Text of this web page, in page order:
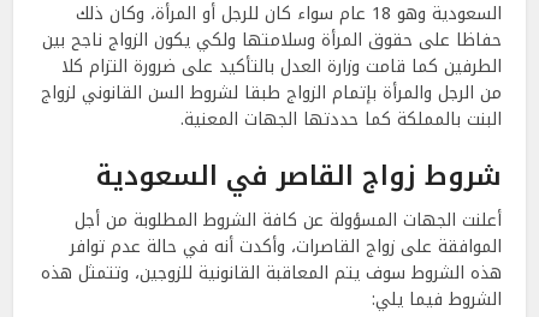
السعودية وهو 18 عام سواء كان للرجل أو المرأة، وكان ذلك
حفاظا على حقوق المرأة وسلامتها ولكي يكون الزواج ناجح بين
الطرفين كما قامت وزارة العدل بالتأكيد على ضرورة التزام كلا
من الرجل والمرأة بإتمام الزواج طبقا لشروط السن القانوني لزواج
البنت بالمملكة كما حددتها الجهات المعنية.
شروط زواج القاصر في السعودية
أعلنت الجهات المسؤولة عن كافة الشروط المطلوبة من أجل
الموافقة على زواج القاصرات، وأكدت أنه في حالة عدم توافر
هذه الشروط سوف يتم المعاقبة القانونية للزوجين، وتتمثل هذه
الشروط فيما يلي: